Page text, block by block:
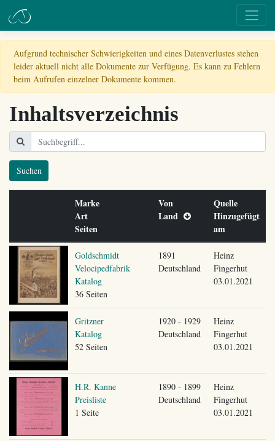
Aufgrund technischer Schwierigkeiten und eines Datenverlustes stehen
leider aktuell nicht alle Dokumente zur Verfügung. Es kann zu Fehlern
beim Aufrufen einzelner Dokumente kommen.
Inhaltsverzeichnis
Suchen
Marke
Art
Seiten
Von
Land
Quelle
Hinzugefügt
am
Goldschmidt
Velocipedfabrik
Katalog
36 Seiten
1891
Deutschland
Heinz
Fingerhut
03.01.2021
Gritzner
Katalog
52 Seiten
1920 - 1929
Deutschland
Heinz
Fingerhut
03.01.2021
H.R. Kanne
Preisliste
1 Seite
1890 - 1899
Deutschland
Heinz
Fingerhut
03.01.2021